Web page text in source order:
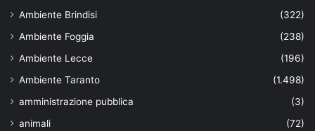
Ambiente Brindisi
(322)
Ambiente Foggia
(238)
Ambiente Lecce
(196)
Ambiente Taranto
(1.498)
amministrazione pubblica
(3)
animali
(72)